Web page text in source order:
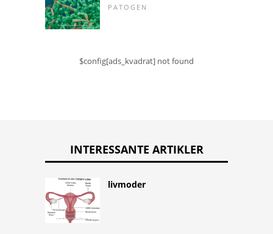
PATOGEN
$config[ads_kvadrat] not found
INTERESSANTE ARTIKLER
livmoder